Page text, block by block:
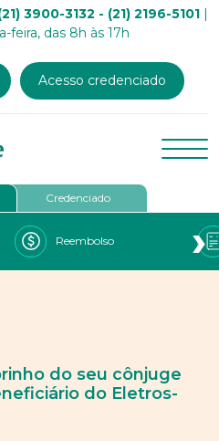
3900-3132 - (21) 2196-5101 |
feira, das 8h às 17h
Acesso credenciado
Credenciado
Reembolso ›
do seu cônjuge
do Eletros-